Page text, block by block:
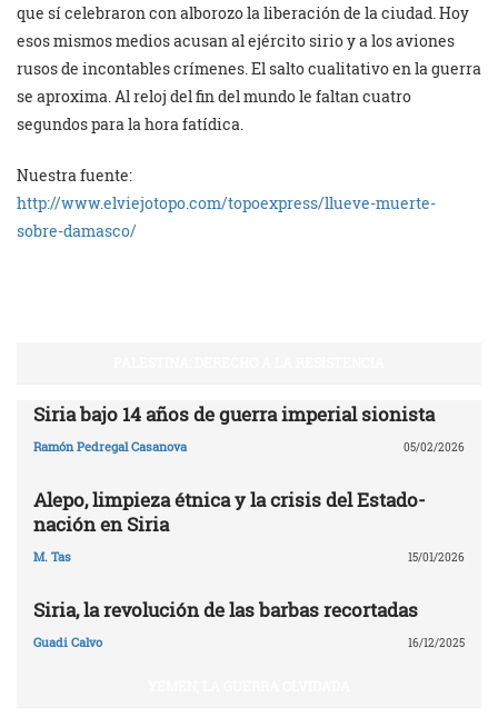
que sí celebraron con alborozo la liberación de la ciudad. Hoy
esos mismos medios acusan al ejército sirio y a los aviones
rusos de incontables crímenes. El salto cualitativo en la guerra
se aproxima. Al reloj del fin del mundo le faltan cuatro
segundos para la hora fatídica.
Nuestra fuente:
http://www.elviejotopo.com/topoexpress/llueve-muerte-
sobre-damasco/
Siria bajo 14 años de guerra imperial sionista
Ramón Pedregal Casanova 05/02/2026
Alepo, limpieza étnica y la crisis del Estado-
nación en Siria
M. Tas 15/01/2026
Siria, la revolución de las barbas recortadas
Guadi Calvo 16/12/2025